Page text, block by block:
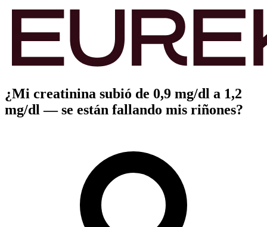
¿Mi creatinina subió de 0,9 mg/dl a 1,2
mg/dl — se están fallando mis riñones?